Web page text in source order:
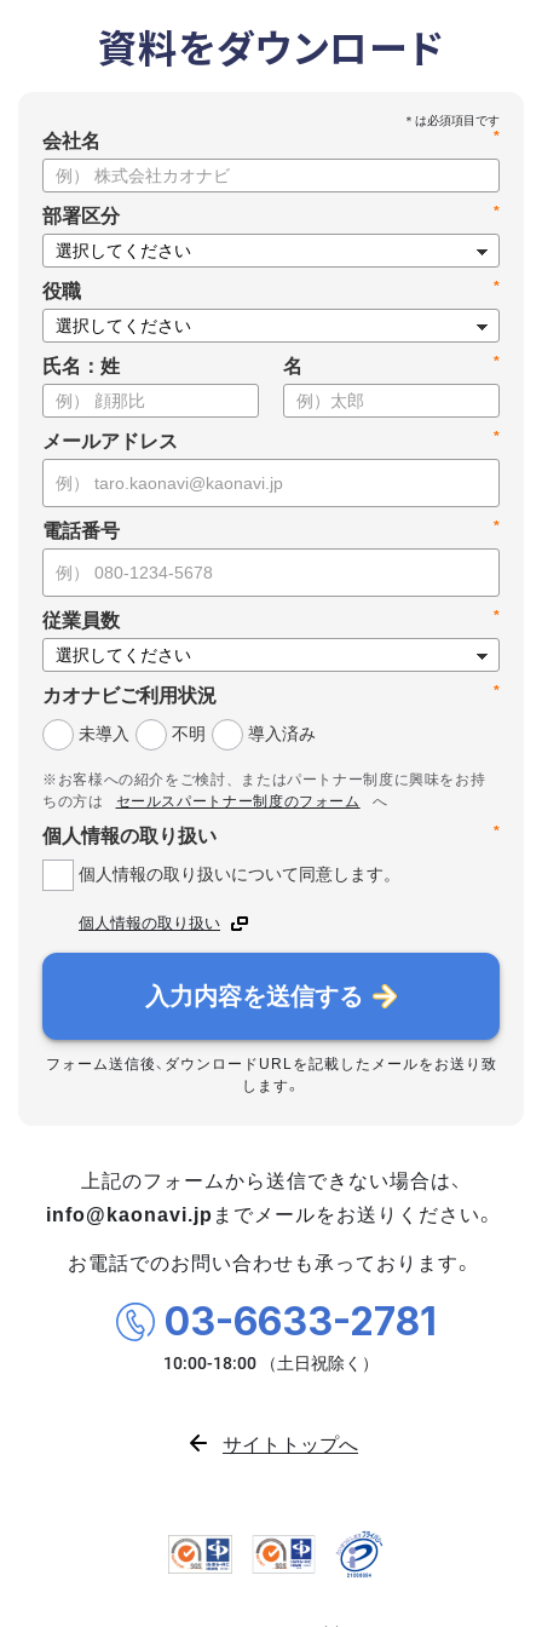
資料をダウンロード
*
会社名
*
部署区分
*
役職
氏名：姓 *
名
*
メールアドレス
*
電話番号
*
従業員数
*
カオナビご利用状況
未導入
不明 導入済み
※お客様への紹介をご検討、またはパートナー制度に興味をお持
ちの方は
セールスパートナー制度のフォーム
へ
*
個人情報の取り扱い
個人情報の取り扱いについて同意します。
個人情報の取り扱い
入力内容を送信する
フォーム送信後、ダウンロードURLを記載したメールをお送り致
します。
上記のフォームから送信できない場合は、
info@kaonavi.jp までメールをお送りください。
お電話でのお問い合わせも承っております。
03-6633-2781
サイトトップへ